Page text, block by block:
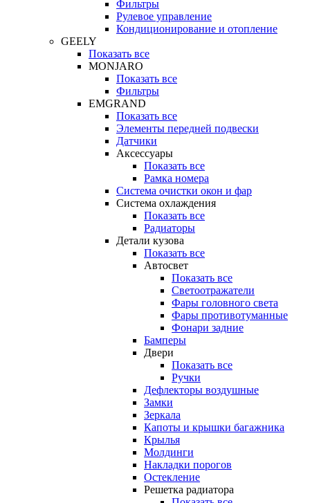
Фильтры
Рулевое управление
Кондиционирование и отопление
GEELY
Показать все
MONJARO
Показать все
Фильтры
EMGRAND
Показать все
Элементы передней подвески
Датчики
Аксессуары
Показать все
Рамка номера
Система очистки окон и фар
Система охлаждения
Показать все
Радиаторы
Детали кузова
Показать все
Автосвет
Показать все
Светоотражатели
Фары головного света
Фары противотуманные
Фонари задние
Бамперы
Двери
Показать все
Ручки
Дефлекторы воздушные
Замки
Зеркала
Капоты и крышки багажника
Крылья
Молдинги
Накладки порогов
Остекление
Решетка радиатора